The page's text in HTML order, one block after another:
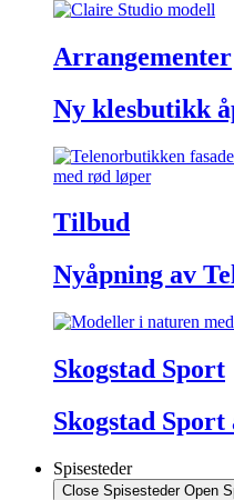
Arrangementer
Ny klesbutikk
Tilbud
Nyåpning av
Skogstad Sport
Skogstad Sport
Spisesteder
Close Spisesteder Open